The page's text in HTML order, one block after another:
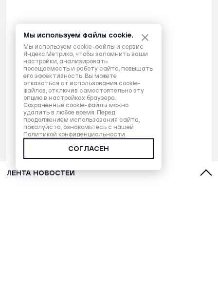
ЛЕНТА НОВОСТЕЙ
Мы используем файлы cookie.
Мы используем cookie-файлы и сервис
Яндекс.Метрика, чтобы запомнить ваши
настройки, анализировать
посещаемость и работу сайта, повышать
его эффективность. Вы можете
отказаться от использования cookie-
файлов, отключив самостоятельно эту
опцию в настройках браузера.
Сохраненные cookie-файлы можно
удалить в любое время. Перед
продолжением использования сайта,
пожалуйста, ознакомьтесь с нашей
Политикой конфиденциальности.
СОГЛАСЕН